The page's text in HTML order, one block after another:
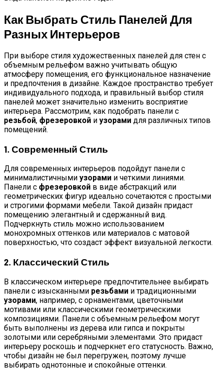
Как Выбрать Стиль Панелей Для
Разных Интерьеров
При выборе стиля художественных панелей для стен с
объемным рельефом важно учитывать общую
атмосферу помещения, его функциональное назначение
и предпочтения в дизайне. Каждое пространство требует
индивидуального подхода, и правильный выбор стиля
панелей может значительно изменить восприятие
интерьера. Рассмотрим, как подобрать панели с
резьбой, фрезеровкой и узорами для различных типов
помещений.
1. Современный Стиль
Для современных интерьеров подойдут панели с
минималистичными узорами и четкими линиями.
Панели с фрезеровкой в виде абстракций или
геометрических фигур идеально сочетаются с простыми
и строгими формами мебели. Такой дизайн придаст
помещению элегантный и сдержанный вид.
Подчеркнуть стиль можно использованием
монохромных оттенков или материалов с матовой
поверхностью, что создаст эффект визуальной легкости.
2. Классический Стиль
В классическом интерьере предпочтительнее выбирать
панели с изысканными резьбами и традиционными
узорами, например, с орнаментами, цветочными
мотивами или классическими геометрическими
композициями. Панели с объемным рельефом могут
быть выполнены из дерева или гипса и покрыты
золотыми или серебряными элементами. Это придаст
интерьеру роскошь и подчеркнет его статусность. Важно,
чтобы дизайн не был перегружен, поэтому лучше
выбирать однотонные и спокойные оттенки.